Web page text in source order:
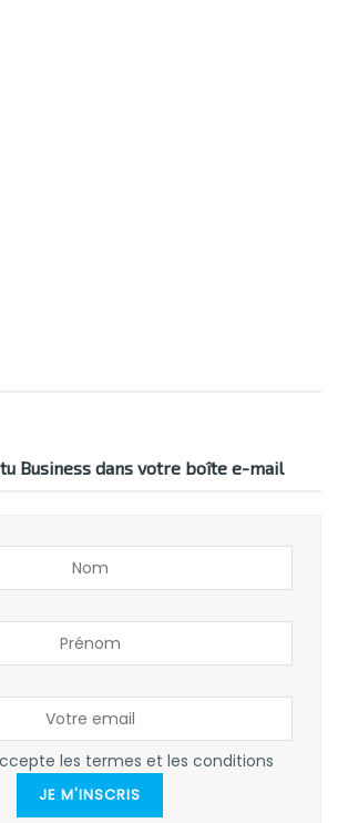
Business dans votre boîte e-mail
les termes et les conditions
JE M'INSCRIS